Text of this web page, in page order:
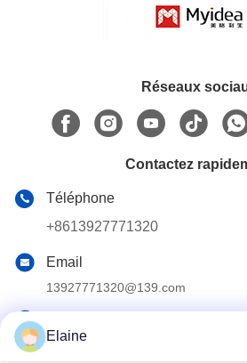
Réseaux
Contactez
Téléphone
+8613927771320
Email
13927771320@139.com
Édifice G, 2e étage, n° 6 avenue
district de Nanhai, ville de Foshan,
Elaine